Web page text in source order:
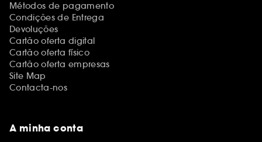
Métodos de pagamento
Condições de Entrega
Devoluções
Cartão oferta digital
Cartão oferta físico
Cartão oferta empresas
Site Map
Contacta-nos
A minha conta